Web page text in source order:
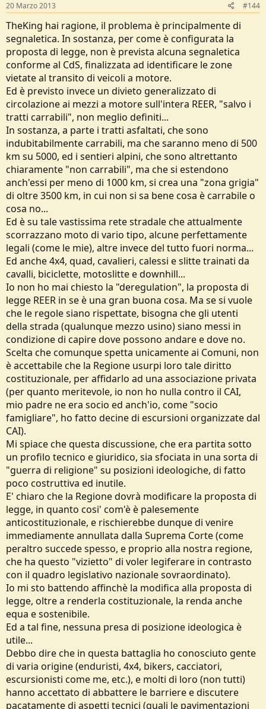
20 Marzo 2013 #144
TheKing hai ragione, il problema è principalmente di
segnaletica. In sostanza, per come è configurata la
proposta di legge, non è prevista alcuna segnaletica
conforme al CdS, finalizzata ad identificare le zone
vietate al transito di veicoli a motore.
Ed è previsto invece un divieto generalizzato di
circolazione ai mezzi a motore sull'intera REER, "salvo i
tratti carrabili", non meglio definiti...
In sostanza, a parte i tratti asfaltati, che sono
indubitabilmente carrabili, ma che saranno meno di 500
km su 5000, ed i sentieri alpini, che sono altrettanto
chiaramente "non carrabili", ma che si estendono
anch'essi per meno di 1000 km, si crea una "zona grigia"
di oltre 3500 km, in cui non si sa bene cosa è carrabile o
cosa no...
Ed è su tale vastissima rete stradale che attualmente
scorrazzano moto di vario tipo, alcune perfettamente
legali (come le mie), altre invece del tutto fuori norma...
Ed anche 4x4, quad, cavalieri, calessi e slitte trainati da
cavalli, biciclette, motoslitte e downhill...
Io non ho mai chiesto la "deregulation", la proposta di
legge REER in se è una gran buona cosa. Ma se si vuole
che le regole siano rispettate, bisogna che gli utenti
della strada (qualunque mezzo usino) siano messi in
condizione di capire dove possono andare e dove no.
Scelta che comunque spetta unicamente ai Comuni, non
è accettabile che la Regione usurpi loro tale diritto
costituzionale, per affidarlo ad una associazione privata
(per quanto meritevole, io non ho nulla contro il CAI,
mio padre ne era socio ed anch'io, come "socio
famigliare", ho fatto decine di escursioni organizzate dal
CAI).
Mi spiace che questa discussione, che era partita sotto
un profilo tecnico e giuridico, sia sfociata in una sorta di
"guerra di religione" su posizioni ideologiche, di fatto
poco costruttiva ed inutile.
E' chiaro che la Regione dovrà modificare la proposta di
legge, in quanto cosi' com'è è palesemente
anticostituzionale, e rischierebbe dunque di venire
immediamente annullata dalla Suprema Corte (come
peraltro succede spesso, e proprio alla nostra regione,
che ha questo "vizietto" di voler legiferare in contrasto
con il quadro legislativo nazionale sovraordinato).
Io mi sto battendo affinchè la modifica alla proposta di
legge, oltre a renderla costituzionale, la renda anche
equa e sostenibile.
Ed a tal fine, nessuna presa di posizione ideologica è
utile...
Debbo dire che in questa battaglia ho conosciuto gente
di varia origine (enduristi, 4x4, bikers, cacciatori,
escursionisti come me, etc.), e molti di loro (non tutti)
hanno accettato di abbattere le barriere e discutere
pacatamente di aspetti tecnici (quali le pavimentazioni